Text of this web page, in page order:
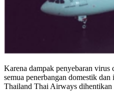
Karena dampak penyebaran
semua penerbangan domestik
Thailand Thai Airways dihentikan